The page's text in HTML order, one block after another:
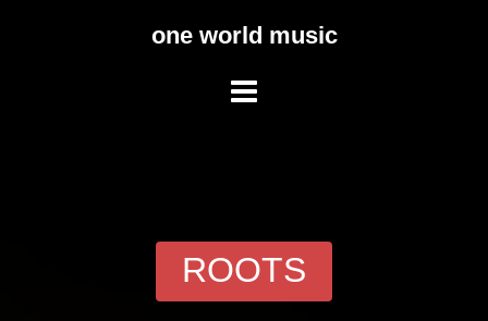
one world music
ROOTS